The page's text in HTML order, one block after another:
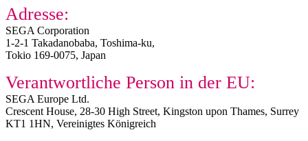
Adresse:
SEGA Corporation
1-2-1 Takadanobaba, Toshima-ku,
Tokio 169-0075, Japan
Verantwortliche Person in der EU:
SEGA Europe Ltd.​
Crescent House, 28-30 High Street, Kingston upon Thames, Surrey
KT1 1HN, Vereinigtes Königreich